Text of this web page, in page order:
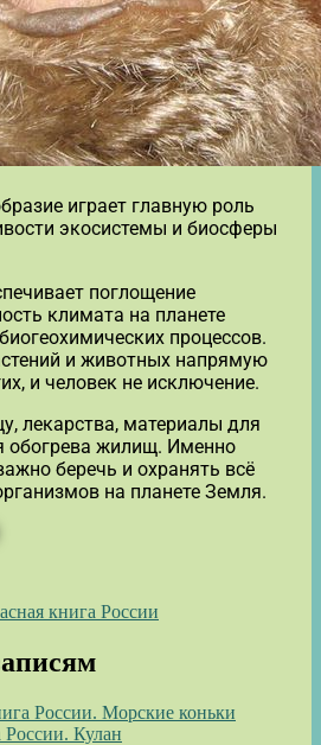
играет главную роль
экосистемы и биосферы
поглощение
климата на планете
процессов.
и животных напрямую
и человек не исключение.
лекарства, материалы для
обогрева жилищ. Именно
беречь и охранять всё
на планете Земля.
книга России
России. Морские коньки
России. Кулан